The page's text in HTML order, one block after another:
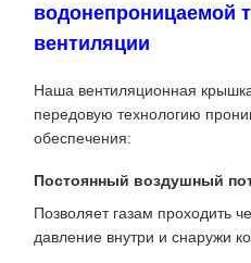
водонепроницаемой
вентиляции
Наша вентиляционная
передовую технологию
обеспечения:
Постоянный воздушный
Позволяет газам проходить
давление внутри и снаружи